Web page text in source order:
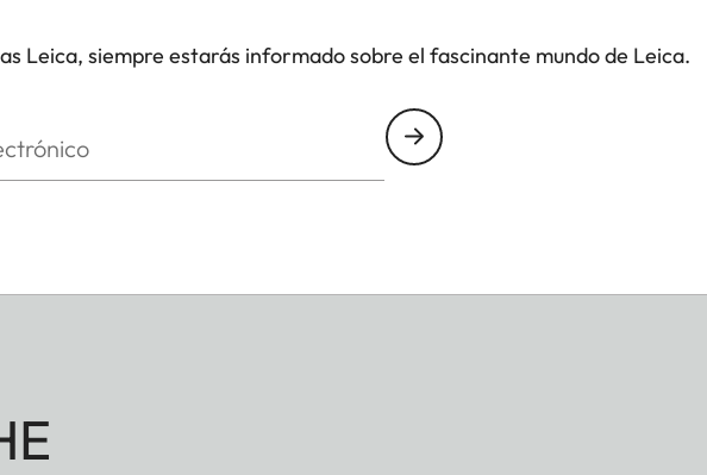
Leica, siempre estarás informado sobre el fascinante mundo de Leica.